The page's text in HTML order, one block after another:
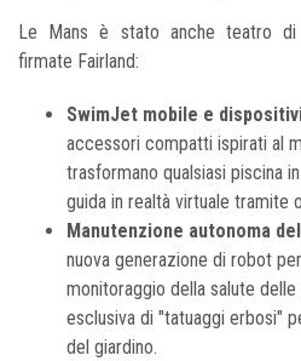
Le Mans è stato anche teatro di
firmate Fairland:
SwimJet mobile e
accessori compatti ispirati al
trasformano qualsiasi piscina
guida in realtà virtuale tramite
Manutenzione autonoma
nuova generazione di robot
monitoraggio della salute
esclusiva di "tatuaggi erbosi"
del giardino.